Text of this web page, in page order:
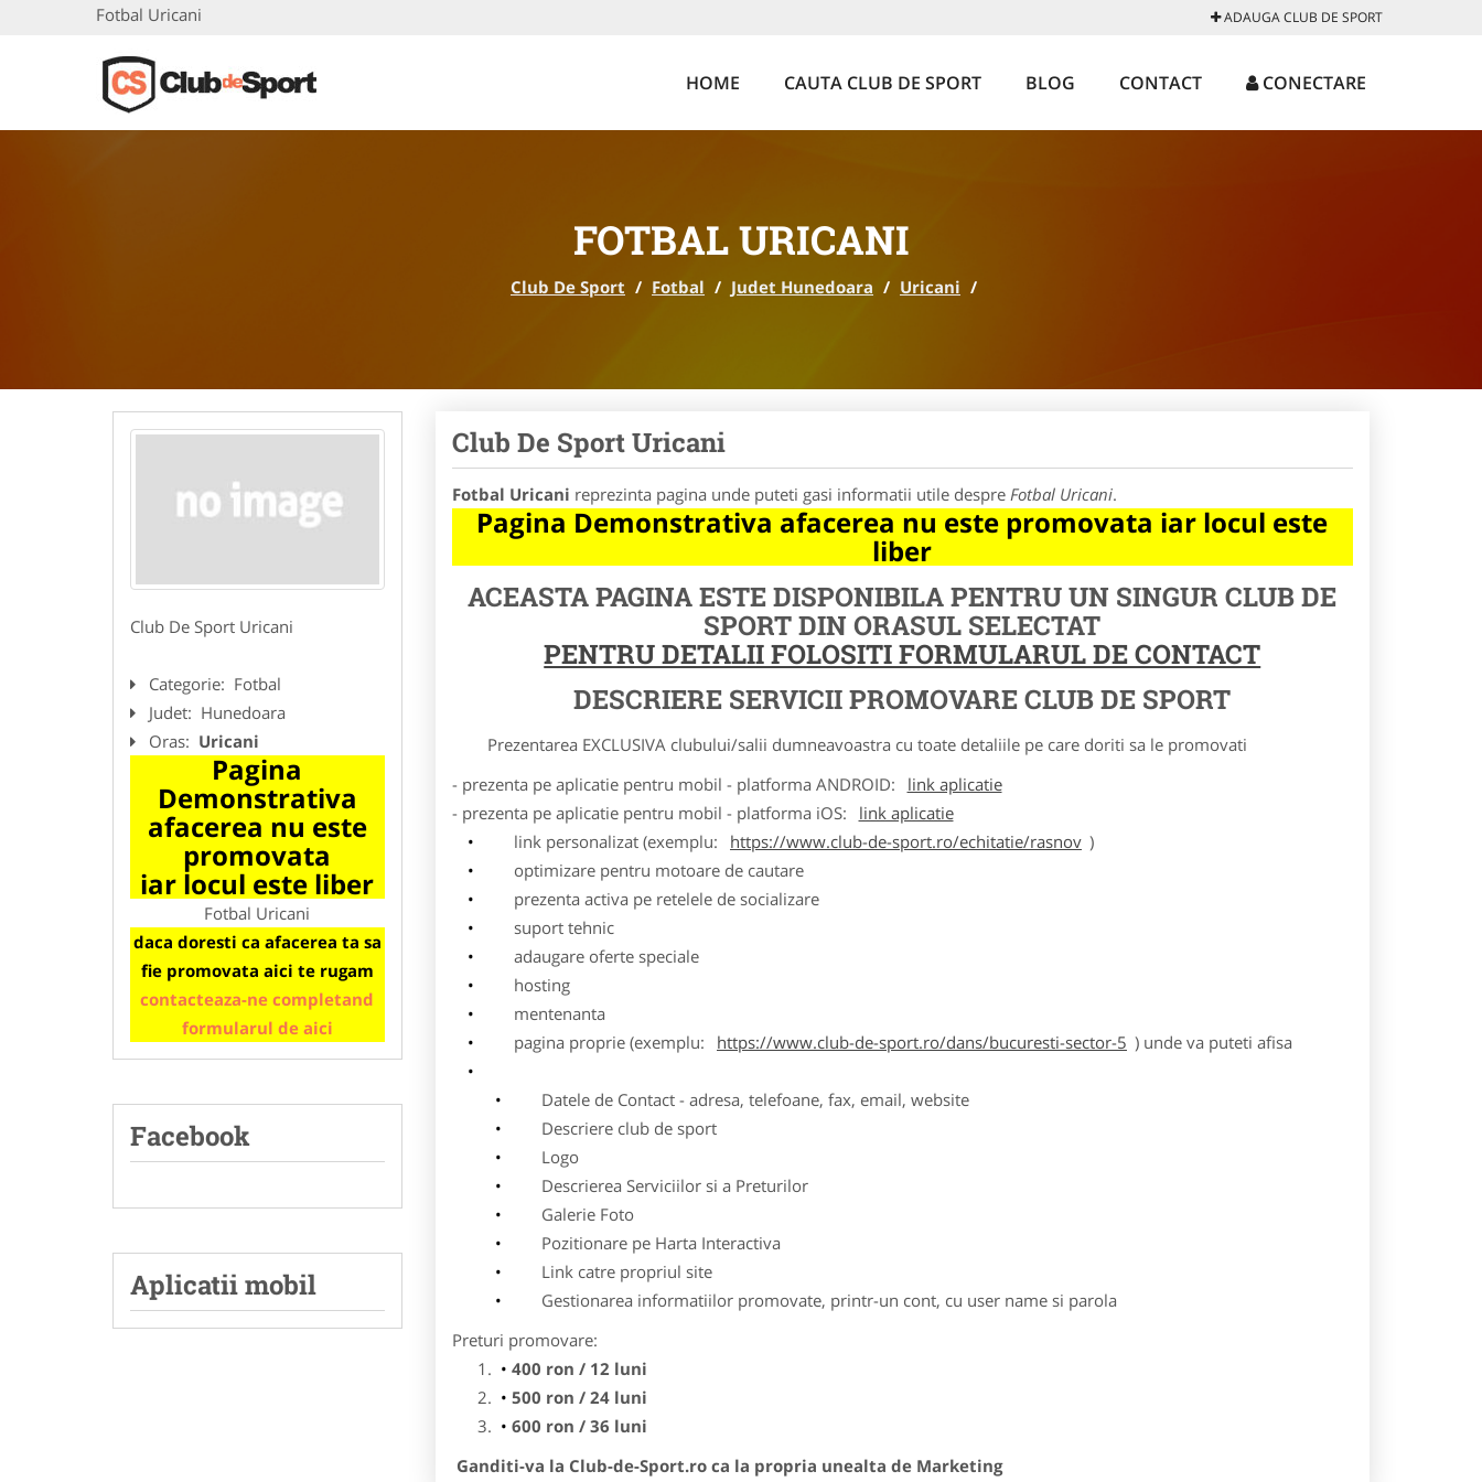
Fotbal Uricani ADAUGA CLUB DE SPORT
HOME CAUTA CLUB DE SPORT BLOG CONTACT CONECTARE
FOTBAL URICANI
Club De Sport / Fotbal / Judet Hunedoara / Uricani /
Club De Sport Uricani
Categorie: Fotbal
Judet: Hunedoara
Oras: Uricani
Pagina
Demonstrativa
afacerea nu este
promovata
iar locul este liber
Fotbal Uricani
daca doresti ca afacerea ta sa
fie promovata aici te rugam
contacteaza-ne completand
formularul de aici
Facebook
Aplicatii mobil
Club De Sport Uricani
Fotbal Uricani reprezinta pagina unde puteti gasi informatii utile despre Fotbal Uricani.
Pagina Demonstrativa afacerea nu este promovata iar locul este
liber
ACEASTA PAGINA ESTE DISPONIBILA PENTRU UN SINGUR CLUB DE
SPORT DIN ORASUL SELECTAT
PENTRU DETALII FOLOSITI FORMULARUL DE CONTACT
DESCRIERE SERVICII PROMOVARE CLUB DE SPORT
Prezentarea EXCLUSIVA clubului/salii dumneavoastra cu toate detaliile pe care doriti sa le promovati
- prezenta pe aplicatie pentru mobil - platforma ANDROID:
link aplicatie
- prezenta pe aplicatie pentru mobil - platforma iOS:
link aplicatie
link personalizat (exemplu:
https://www.club-de-sport.ro/echitatie/rasnov )
optimizare pentru motoare de cautare
prezenta activa pe retelele de socializare
suport tehnic
adaugare oferte speciale
hosting
mentenanta
pagina proprie (exemplu:
https://www.club-de-sport.ro/dans/bucuresti-sector-5 ) unde va puteti afisa
Datele de Contact - adresa, telefoane, fax, email, website
Descriere club de sport
Logo
Descrierea Serviciilor si a Preturilor
Galerie Foto
Pozitionare pe Harta Interactiva
Link catre propriul site
Gestionarea informatiilor promovate, printr-un cont, cu user name si parola
Preturi promovare:
400 ron / 12 luni
500 ron / 24 luni
600 ron / 36 luni
Ganditi-va la Club-de-Sport.ro ca la propria unealta de Marketing